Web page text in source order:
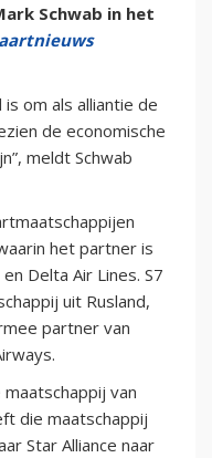
Schwab in het
om als alliantie de
de economische
meldt Schwab
het partner is
Delta Air Lines. S7
uit Rusland,
partner van
van
die maatschappij
Star Alliance naar